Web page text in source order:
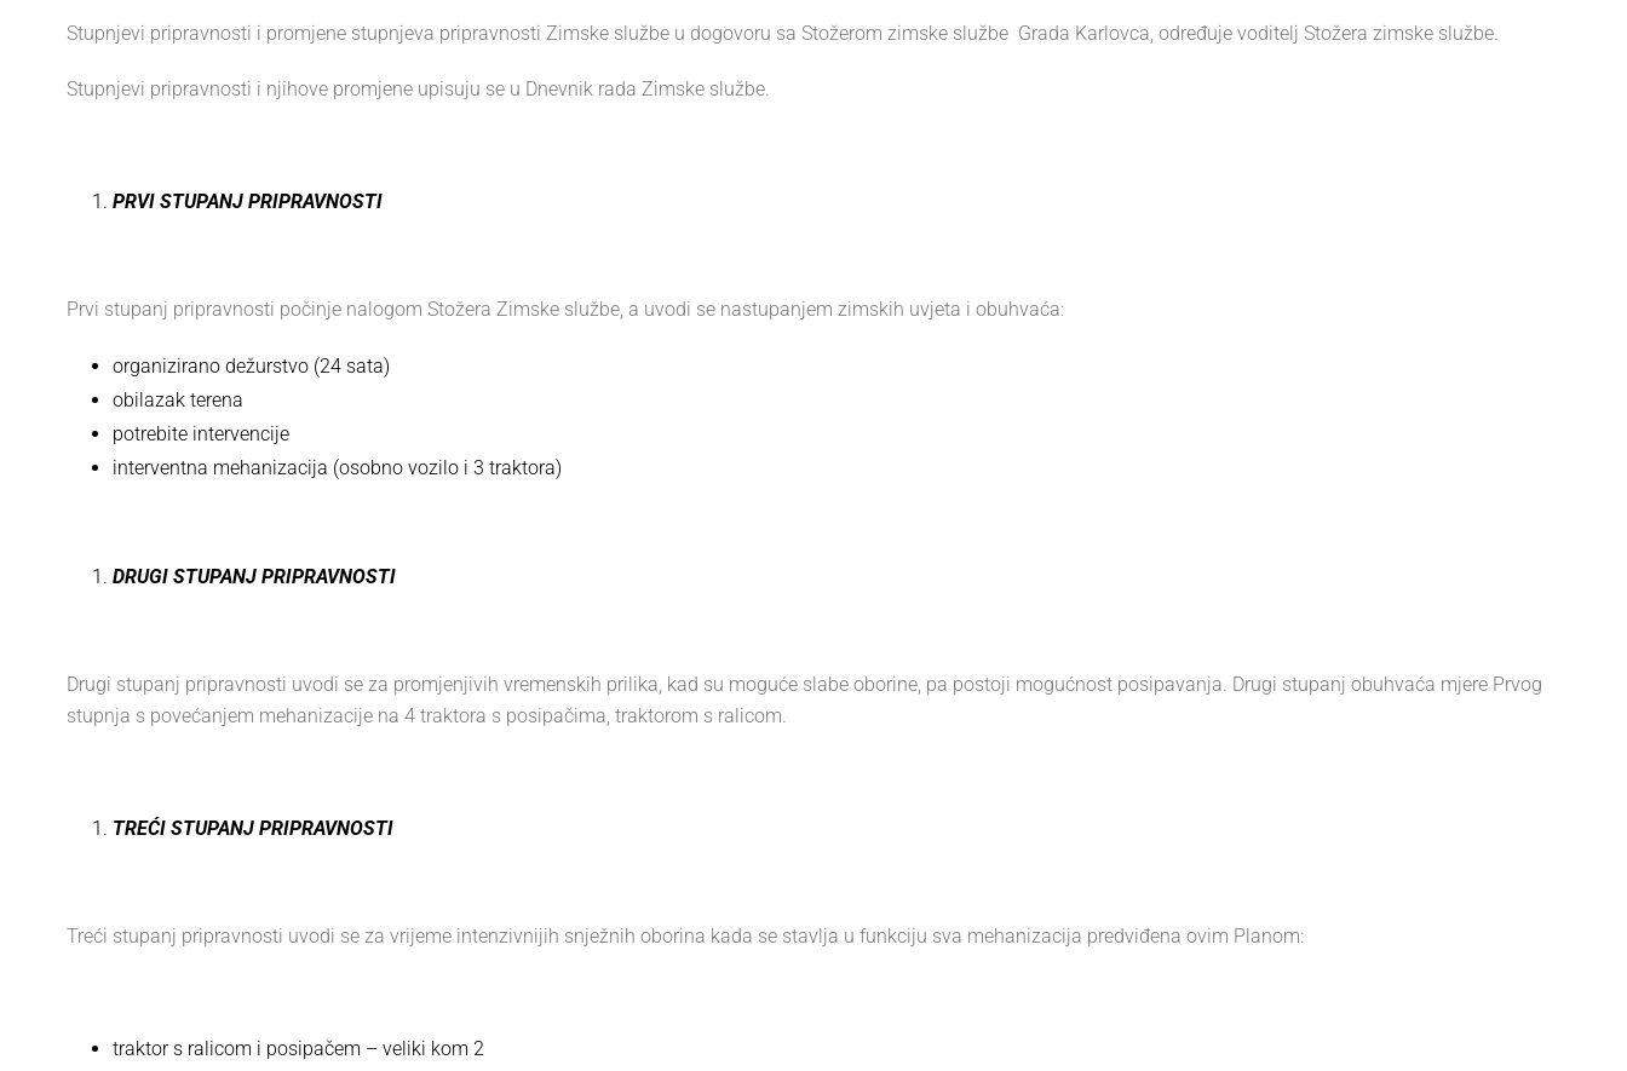
Stupnjevi pripravnosti i promjene stupnjeva pripravnosti Zimske službe u dogovoru sa Stožerom zimske službe Grada Karlovca, određuje voditelj Stožera zimske službe.
Stupnjevi pripravnosti i njihove promjene upisuju se u Dnevnik rada Zimske službe.
PRVI STUPANJ PRIPRAVNOSTI
Prvi stupanj pripravnosti počinje nalogom Stožera Zimske službe, a uvodi se nastupanjem zimskih uvjeta i obuhvaća:
organizirano dežurstvo (24 sata)
obilazak terena
potrebite intervencije
interventna mehanizacija (osobno vozilo i 3 traktora)
DRUGI STUPANJ PRIPRAVNOSTI
Drugi stupanj pripravnosti uvodi se za promjenjivih vremenskih prilika, kad su moguće slabe oborine, pa postoji mogućnost posipavanja. Drugi stupanj obuhvaća mjere Prvog
stupnja s povećanjem mehanizacije na 4 traktora s posipačima, traktorom s ralicom.
TREĆI STUPANJ PRIPRAVNOSTI
Treći stupanj pripravnosti uvodi se za vrijeme intenzivnijih snježnih oborina kada se stavlja u funkciju sva mehanizacija predviđena ovim Planom:
traktor s ralicom i posipačem – veliki kom 2